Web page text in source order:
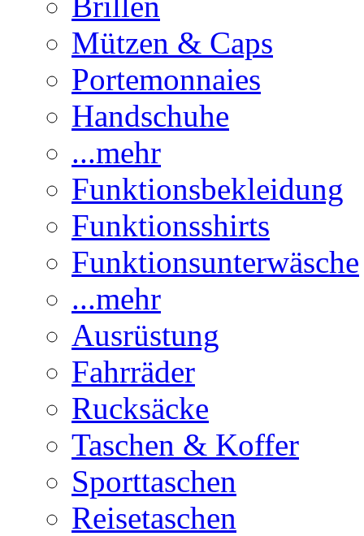
Mützen & Caps
Portemonnaies
Handschuhe
...mehr
Funktionsbekleidung
Funktionsshirts
Funktionsunterwäsche
...mehr
Ausrüstung
Fahrräder
Rucksäcke
Taschen & Koffer
Sporttaschen
Reisetaschen